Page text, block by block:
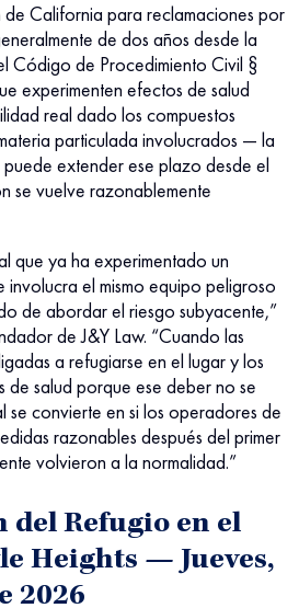
California para reclamaciones por
de dos años desde la
Código de Procedimiento Civil §
experimenten efectos de salud
real dado los compuestos
particulada involucrados — la
extender ese plazo desde el
se vuelve razonablemente
que ya ha experimentado un
el mismo equipo peligroso
de abordar el riesgo subyacente,”
de J&Y Law. “Cuando las
a refugiarse en el lugar y los
de salud porque ese deber no se
se convierte en si los operadores de
razonables después del primer
volvieron a la normalidad.”
del Refugio en el
Heights — Jueves,
2026